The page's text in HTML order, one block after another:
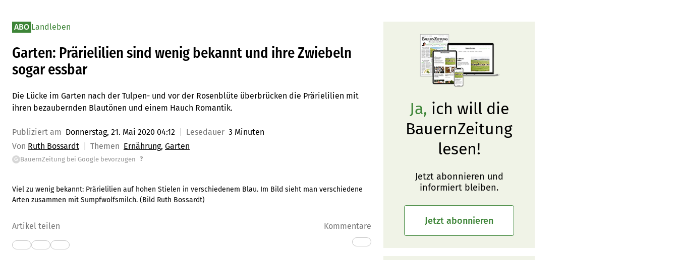
ABO Landleben
Garten: Prärielilien sind wenig bekannt und ihre Zwiebeln
sogar essbar
Die Lücke im Garten nach der Tulpen- und vor der Rosenblüte überbrücken die Prärielilien mit
ihren bezaubernden Blautönen und einem Hauch Romantik.
Publiziert am Donnerstag, 21. Mai 2020 04:12 Lesedauer 3 Minuten
Von Ruth Bossardt Themen Ernährung Garten
G BauernZeitung bei Google bevorzugen ?
Viel zu wenig bekannt: Prärielilien auf hohen Stielen in verschiedenem Blau. Im Bild sieht man verschiedene
Arten zusammen mit Sumpfwolfsmilch. (Bild Ruth Bossardt)
Artikel teilen Kommentare
Ja, ich will die
BauernZeitung
lesen!
Jetzt abonnieren und
informiert bleiben.
Jetzt abonnieren